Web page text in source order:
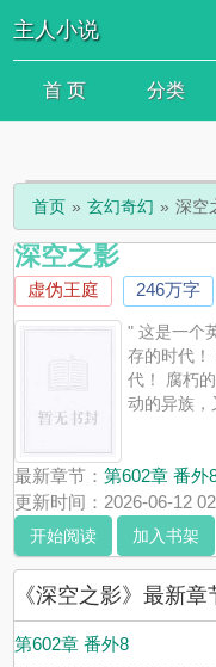
主人小说
首 页 分类
首页 玄幻奇幻 深空
深空之影
虚伪王庭 246万字
" 这是一个
存的时代
代！ 腐朽
动的异族，
最新章节：第602章 番外
更新时间：2026-06-12
开始阅读 加入书架
《深空之影》最新章
第602章 番外8